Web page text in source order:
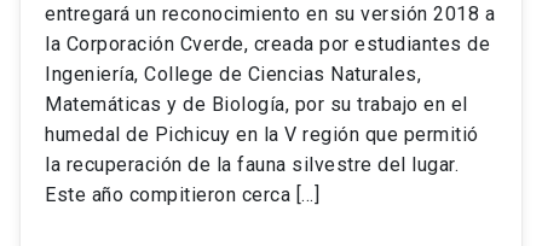
entregará un reconocimiento en su versión 2018 a
la Corporación Cverde, creada por estudiantes de
Ingeniería, College de Ciencias Naturales,
Matemáticas y de Biología, por su trabajo en el
humedal de Pichicuy en la V región que permitió
la recuperación de la fauna silvestre del lugar.
Este año compitieron cerca […]